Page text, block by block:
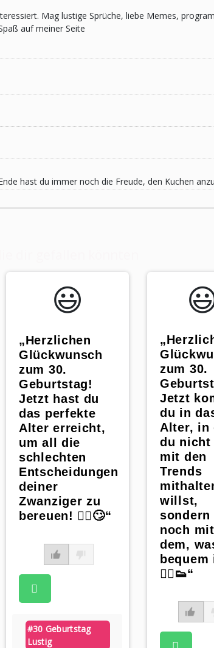
Mag lustige Sprüche, liebe Memes,
auf meiner Seite
hast du immer noch die Freude, den Kuchen
😃️
„Herzlichen
Glückwunsch
zum 30.
Geburtstag!
Jetzt hast du
das perfekte
Alter erreicht,
um all die
schlechten
Entscheidungen
deiner
Zwanziger zu
bereuen! 🤦‍♀️🙄“
#30 Geburtstag
Lustig
zum 30.
Jetzt
du in
Alter, in
du nicht
mit den
Trends
willst,
sondern
noch mit
dem,
bequem
🚶‍♂️👟“